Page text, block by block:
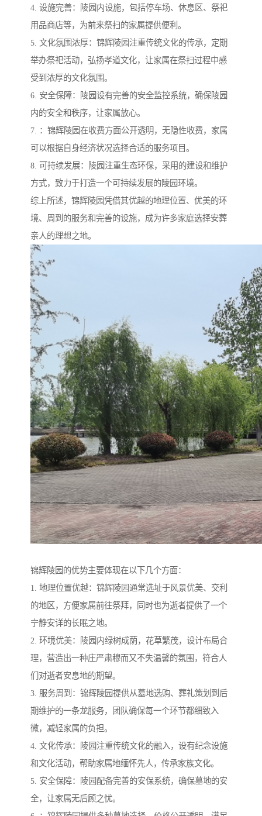
4. 设施完善：陵园内设施，包括停车场、休息区、祭祀
用品商店等，为前来祭扫的家属提供便利。
5. 文化氛围浓厚：锦辉陵园注重传统文化的传承，定期
举办祭祀活动，弘扬孝道文化，让家属在祭扫过程中感
受到浓厚的文化氛围。
6. 安全保障：陵园设有完善的安全监控系统，确保陵园
内的安全和秩序，让家属放心。
7. ：锦辉陵园在收费方面公开透明，无隐性收费，家属
可以根据自身经济状况选择合适的服务项目。
8. 可持续发展：陵园注重生态环保，采用的建设和维护
方式，致力于打造一个可持续发展的陵园环境。
综上所述，锦辉陵园凭借其优越的地理位置、优美的环
境、周到的服务和完善的设施，成为许多家庭选择安葬
亲人的理想之地。
锦辉陵园的优势主要体现在以下几个方面：
1. 地理位置优越：锦辉陵园通常选址于风景优美、交利
的地区，方便家属前往祭拜，同时也为逝者提供了一个
宁静安详的长眠之地。
2. 环境优美：陵园内绿树成荫，花草繁茂，设计布局合
理，营造出一种庄严肃穆而又不失温馨的氛围，符合人
们对逝者安息地的期望。
3. 服务周到：锦辉陵园提供从墓地选购、葬礼策划到后
期维护的一条龙服务，团队确保每一个环节都细致入
微，减轻家属的负担。
4. 文化传承：陵园注重传统文化的融入，设有纪念设施
和文化活动，帮助家属地缅怀先人，传承家族文化。
5. 安全保障：陵园配备完善的安保系统，确保墓地的安
全，让家属无后顾之忧。